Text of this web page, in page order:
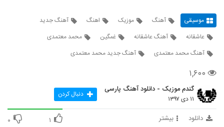
موسیقی آهنگ موزیک اهنگ
آهنگ جدید
عاشقانه
آهنگ عاشقانه غمگین
محمد معتمدی
آهنگ محمد معتمدی
آهنگ جدید محمد معتمدی
۱,۶۰۰
گندم موزیک - دانلود آهنگ پارسی
۱۱ دی ۱۳۹۷ دنبال کردن
دانلود بیشتر ۱ ۰